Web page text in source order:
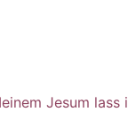
Jesum lass